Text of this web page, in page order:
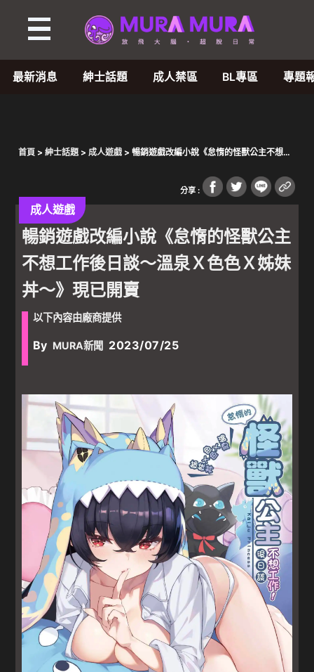
最新消息 紳士話題 成人禁區 BL專區 專題
首頁 > 紳士話題> 成人遊戲> 暢銷遊戲改編小說《怠惰的怪獸公主不想工
分享 :
成人遊戲
暢銷遊戲改編小說《怠惰的怪獸公主
不想工作後日談～溫泉Ｘ色色Ｘ姊妹
丼～》現已開賣
以下內容由廠商提供
By MURA新聞 2023/07/25